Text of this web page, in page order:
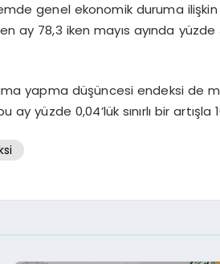
genel ekonomik duruma
ay 78,3 iken mayıs ayında yüzde
yapma düşüncesi endeksi de
yüzde 0,04’lük sınırlı bir artışla